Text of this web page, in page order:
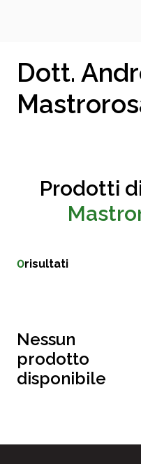
Dott.
Prodotti
0risultati
Nessun
prodotto
disponibile